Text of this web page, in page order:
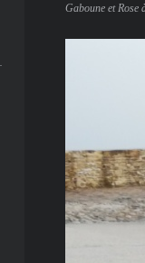
Gaboune et Rose